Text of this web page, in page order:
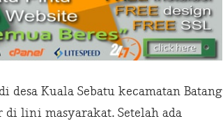
Kuala Sebatu kecamatan Batang
lini masyarakat. Setelah ada